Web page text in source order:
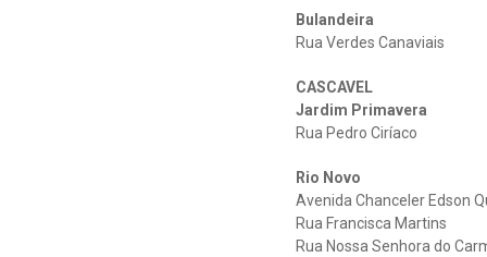
Bulandeira
Rua Verdes Canaviais
CASCAVEL
Jardim Primavera
Rua Pedro Ciríaco
Rio Novo
Avenida Chanceler Edson
Rua Francisca Martins
Rua Nossa Senhora do